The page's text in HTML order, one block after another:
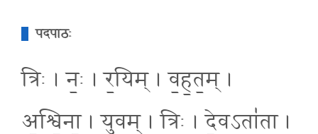
पदपाठः
त्रिः । नः॒ । र॒यिम् । व॒ह॒त॒म् ।
अ॒श्वि॒ना॒ । यु॒वम् । त्रिः । दे॒वऽता॑ता ।